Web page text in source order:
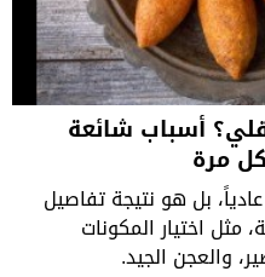
أسباب شائعة
مرة
بل هو نتيجة تفاصيل
اختيار المكونات
والعجن الجيد.